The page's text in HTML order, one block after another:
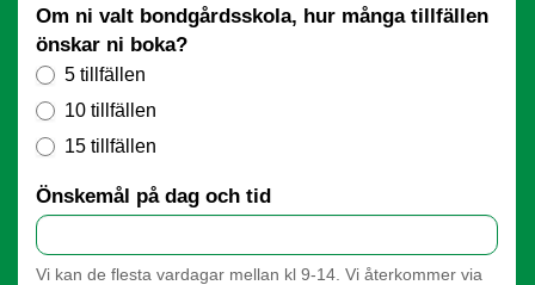
Om ni valt bondgårdsskola, hur många tillfällen
önskar ni boka?
5 tillfällen
10 tillfällen
15 tillfällen
Önskemål på dag och tid
Vi kan de flesta vardagar mellan kl 9-14. Vi återkommer via